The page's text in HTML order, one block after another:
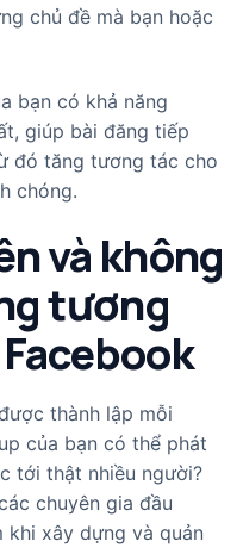
chủ đề mà bạn hoặc
bạn có khả năng
giúp bài đăng tiếp
đó tăng tương tác cho
chóng.
và không
tương
thành lập mỗi
của bạn có thể phát
tới thật nhiều người?
chuyên gia đầu
khi xây dựng và quản